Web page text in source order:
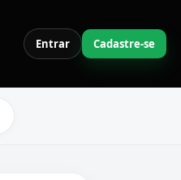
Entrar Cadastre-se